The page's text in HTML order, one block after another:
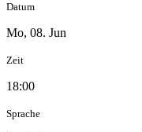
Datum
Mo, 08. Jun
Zeit
18:00
Sprache